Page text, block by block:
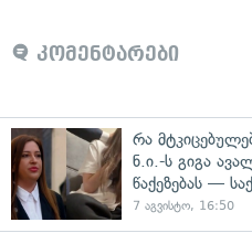
კომენტარები
რა
ნ.ი.-ს გიგა
წაქეზებას —
7 აგვისტო, 16:50